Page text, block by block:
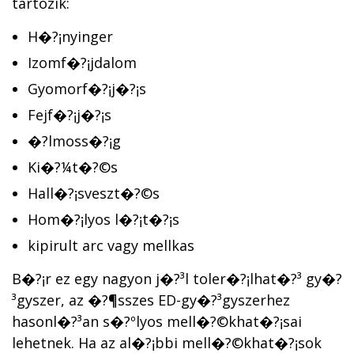
H�?¡nyinger
Izomf�?¡jdalom
Gyomorf�?¡j�?¡s
Fejf�?¡j�?¡s
�?lmoss�?¡g
Ki�?¼t�?©s
Hall�?¡sveszt�?©s
Hom�?¡lyos l�?¡t�?¡s
kipirult arc vagy mellkas
B�?¡r ez egy nagyon j�?³l toler�?¡lhat�?³ gy�?
³gyszer, az �?¶sszes ED-gy�?³gyszerhez
hasonl�?³an s�?ºlyos mell�?©khat�?¡sai
lehetnek. Ha az al�?¡bbi mell�?©khat�?¡sok